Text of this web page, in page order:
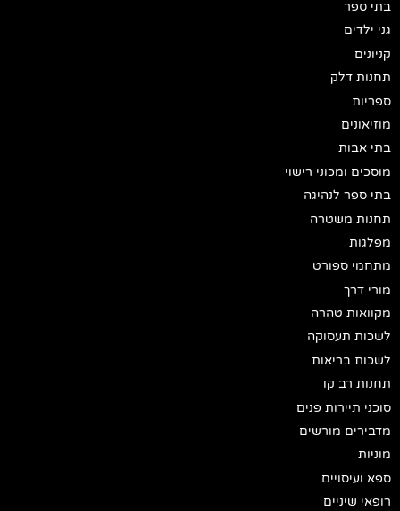
בתי ספר
גני ילדים
קניונים
תחנות דלק
ספריות
מוזיאונים
בתי אבות
מוסכים ומכוני רישוי
בתי ספר לנהיגה
תחנות משטרה
מפלגות
מתחמי ספורט
מורי דרך
מקוואות טהרה
לשכות תעסוקה
לשכות בריאות
תחנות רב קו
סוכני תיירות פנים
מדבירים מורשים
מוניות
ספא ועיסויים
רופאי שיניים